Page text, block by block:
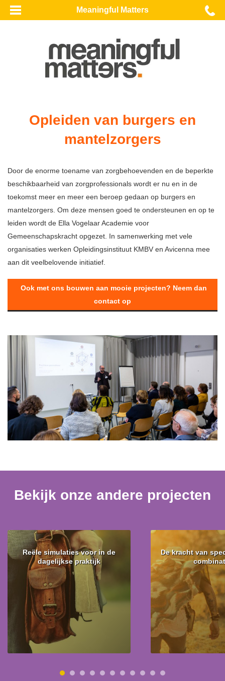
Meaningful Matters
Opleiden van burgers en
mantelzorgers
Door de enorme toename van zorgbehoevenden en de beperkte
beschikbaarheid van zorgprofessionals wordt er nu en in de
toekomst meer en meer een beroep gedaan op burgers en
mantelzorgers. Om deze mensen goed te ondersteunen en op te
leiden wordt de Ella Vogelaar Academie voor
Gemeenschapskracht opgezet. In samenwerking met vele
organisaties werken Opleidingsinstituut KMBV en Avicenna mee
aan dit veelbelovende initiatief.
Ook met ons bouwen aan mooie projecten? Neem dan
contact op
Bekijk onze andere projecten
Reële simulaties voor in de
dagelijkse praktijk
De kracht van